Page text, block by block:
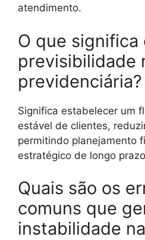
atendimento.
O que
previsibilidade
previdenciária?
Significa estabelecer um
estável de clientes,
permitindo planejamento
estratégico de longo
Quais são os
comuns que
instabilidade